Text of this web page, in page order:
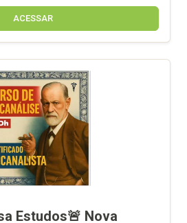
ACESSAR
Estudos🚨 Nova